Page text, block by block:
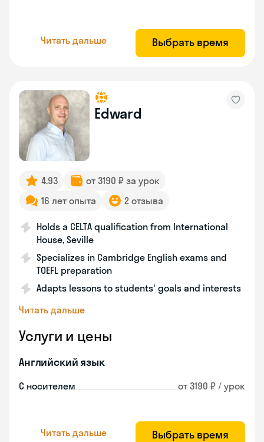
Читать дальше Выбрать время
Edward
4.93
от 3190 ₽ за урок
16 лет опыта
2 отзыва
Holds a CELTA qualification from International
House, Seville
Specializes in Cambridge English exams and
TOEFL preparation
Adapts lessons to students' goals and interests
Читать дальше
Услуги и цены
Английский язык
С носителем от 3190 ₽ / урок
Читать дальше Выбрать время